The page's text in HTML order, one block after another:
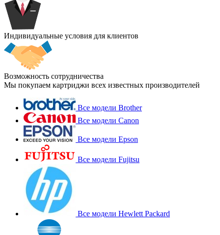
Индивидуальные условия для клиентов
Возможность сотрудничества
Мы покупаем картриджи всех известных производителей
Все модели Brother
Все модели Canon
Все модели Epson
Все модели Fujitsu
Все модели Hewlett Packard